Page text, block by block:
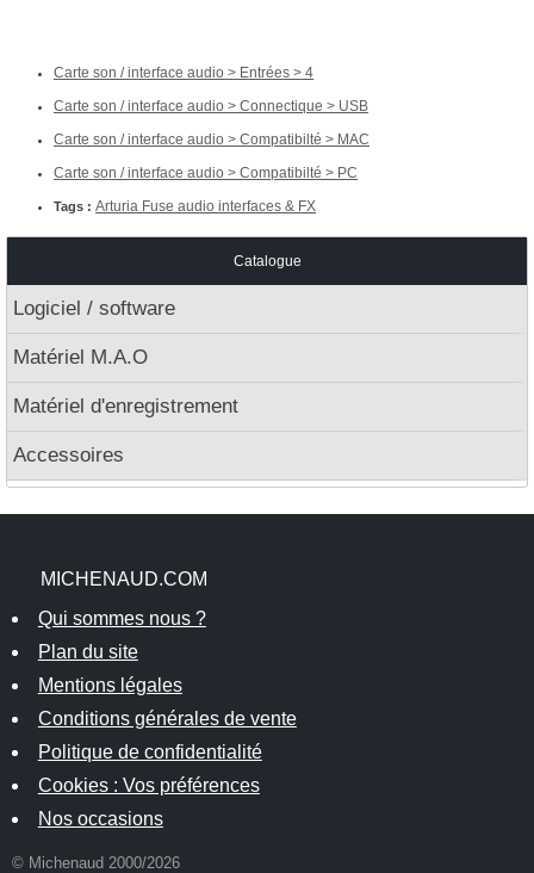
Carte son / interface audio > Entrées > 4
Carte son / interface audio > Connectique > USB
Carte son / interface audio > Compatibilté > MAC
Carte son / interface audio > Compatibilté > PC
Tags : Arturia Fuse audio interfaces & FX
Catalogue
Logiciel / software
Matériel M.A.O
Matériel d'enregistrement
Accessoires
MICHENAUD.COM
Qui sommes nous ?
Plan du site
Mentions légales
Conditions générales de vente
Politique de confidentialité
Cookies : Vos préférences
Nos occasions
© Michenaud 2000/2026